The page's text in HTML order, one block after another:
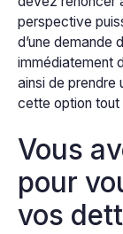
perspective
d’une demande
immédiatement
ainsi de prendre
cette option tout
Vous
pour
vos